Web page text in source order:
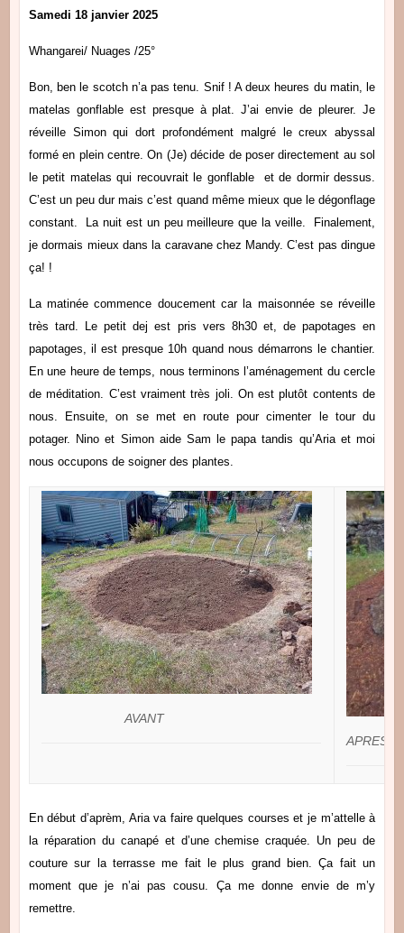
Samedi 18 janvier 2025
Whangarei/ Nuages /25°
Bon, ben le scotch n’a pas tenu. Snif ! A deux heures du matin, le
matelas gonflable est presque à plat. J’ai envie de pleurer. Je
réveille Simon qui dort profondément malgré le creux abyssal
formé en plein centre. On (Je) décide de poser directement au sol
le petit matelas qui recouvrait le gonflable et de dormir dessus.
C’est un peu dur mais c’est quand même mieux que le dégonflage
constant. La nuit est un peu meilleure que la veille. Finalement,
je dormais mieux dans la caravane chez Mandy. C’est pas dingue
ça! !
La matinée commence doucement car la maisonnée se réveille
très tard. Le petit dej est pris vers 8h30 et, de papotages en
papotages, il est presque 10h quand nous démarrons le chantier.
En une heure de temps, nous terminons l’aménagement du cercle
de méditation. C’est vraiment très joli. On est plutôt contents de
nous. Ensuite, on se met en route pour cimenter le tour du
potager. Nino et Simon aide Sam le papa tandis qu’Aria et moi
nous occupons de soigner des plantes.
AVANT
APRES
En début d’aprèm, Aria va faire quelques courses et je m’attelle à
la réparation du canapé et d’une chemise craquée. Un peu de
couture sur la terrasse me fait le plus grand bien. Ça fait un
moment que je n’ai pas cousu. Ça me donne envie de m’y
remettre.